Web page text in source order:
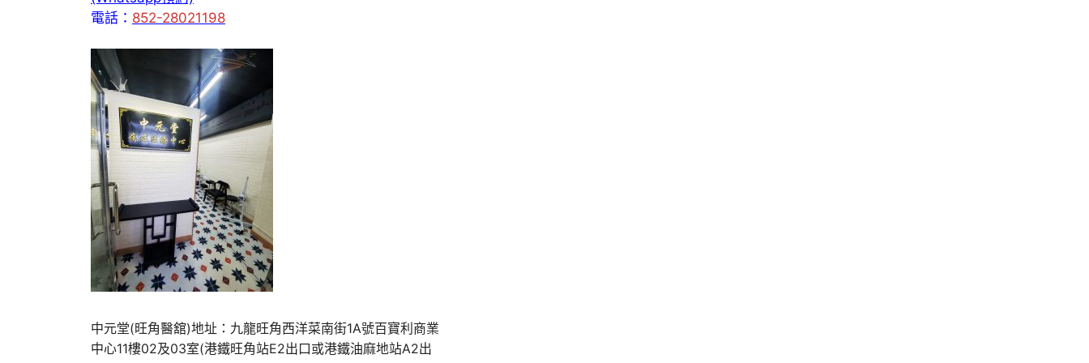
電話： 852-28021198
中元堂(旺角醫舘)地址：九龍旺角西洋菜南街1A號百寶利商業
中心11樓02及03室(港鐵旺角站E2出口或港鐵油麻地站A2出